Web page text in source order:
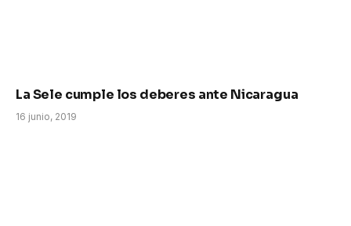
La Sele cumple los deberes ante Nicaragua
16 junio, 2019